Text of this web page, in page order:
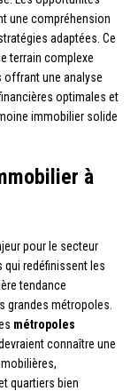
une compréhension
adaptées. Ce
terrain complexe
offrant une analyse
optimales et
immobilier solide
à
pour le secteur
redéfinissent les
tendance
grandes métropoles.
métropoles
connaître une
quartiers bien